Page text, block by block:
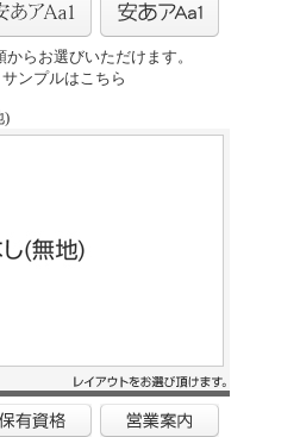
らお選びいただけます。
ンプルはこちら
)